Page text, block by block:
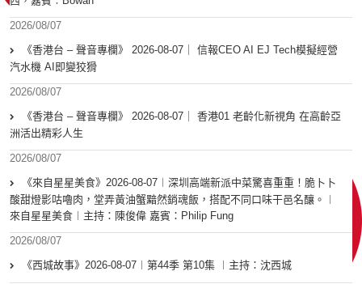
2026/08/07
《香港台 – 聲音專欄》 2026-08-07｜ 信報CEO AI EJ Tech模擬經營
汽水機 AI即變狡猾
2026/08/07
《香港台 – 聲音專欄》 2026-08-07｜ 香港01 老齡化新視角 在高齡亞
洲活出精彩人生
2026/08/07
《來自星星美食》2026-08-07︱深圳高端新派中菜驚喜重重！脆卜卜
酸甜燈影咕嚕肉，堂弄黃油蟹黯然銷魂飯，搭配不同口味干邑名釀。︱
來自星星美食︱主持：陳俊偉 嘉賓：Philip Fung
2026/08/07
《西城故事》2026-08-07︱第44季 第10集 ︱主持：沈西城